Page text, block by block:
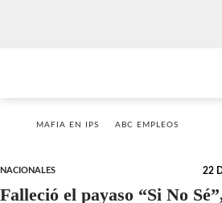
MAFIA EN IPS ABC EMPLEOS
NACIONALES 22
Falleció el payaso “Si No